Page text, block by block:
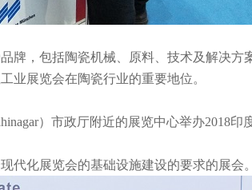
牌，包括陶瓷机械、原料、技术及解决方
业展览会在陶瓷行业的重要地位。
）市政厅附近的展览中心举办2018印
代化展览会的基础设施建设的要求的展会。